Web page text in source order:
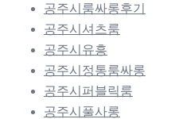
공주시룸싸롱후기
공주시셔츠룸
공주시유흥
공주시정통룸싸롱
공주시퍼블릭룸
공주시풀사롱